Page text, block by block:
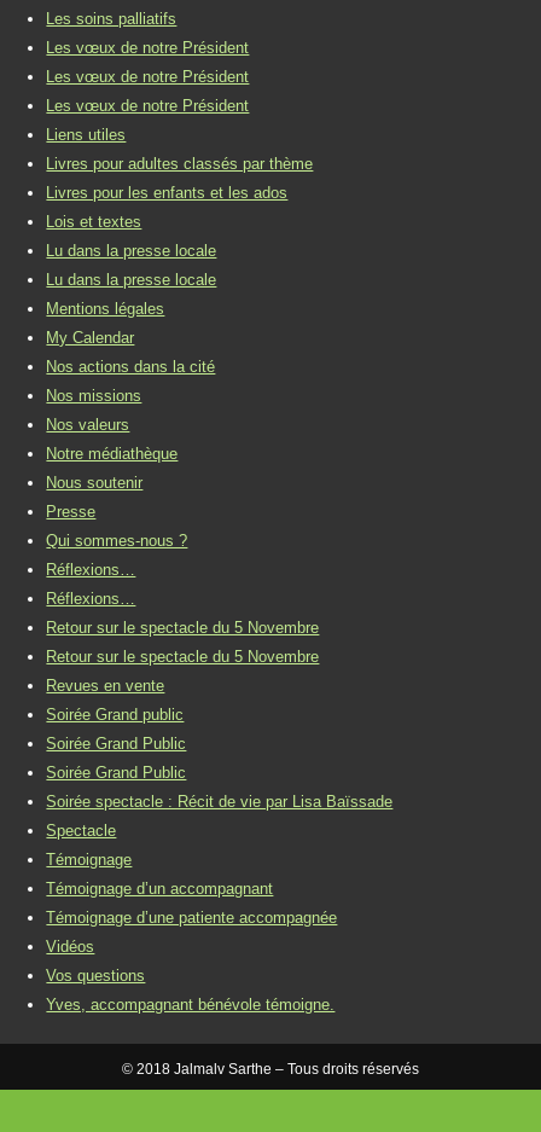
Les soins palliatifs
Les vœux de notre Président
Les vœux de notre Président
Les vœux de notre Président
Liens utiles
Livres pour adultes classés par thème
Livres pour les enfants et les ados
Lois et textes
Lu dans la presse locale
Lu dans la presse locale
Mentions légales
My Calendar
Nos actions dans la cité
Nos missions
Nos valeurs
Notre médiathèque
Nous soutenir
Presse
Qui sommes-nous ?
Réflexions…
Réflexions…
Retour sur le spectacle du 5 Novembre
Retour sur le spectacle du 5 Novembre
Revues en vente
Soirée Grand public
Soirée Grand Public
Soirée Grand Public
Soirée spectacle : Récit de vie par Lisa Baïssade
Spectacle
Témoignage
Témoignage d’un accompagnant
Témoignage d’une patiente accompagnée
Vidéos
Vos questions
Yves, accompagnant bénévole témoigne.
© 2018 Jalmalv Sarthe – Tous droits réservés